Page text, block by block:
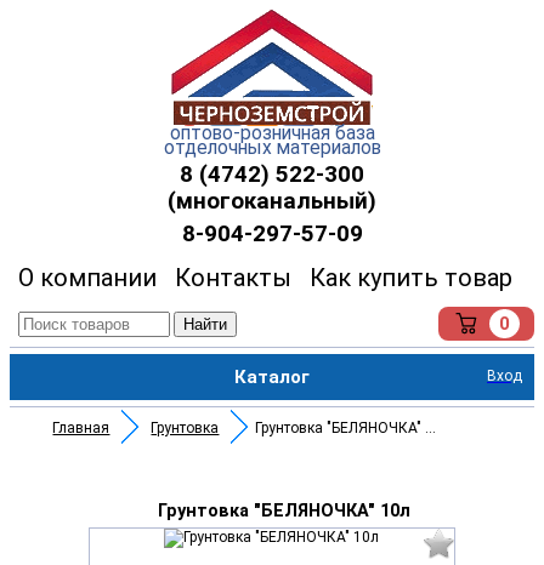
оптово-розничная база
отделочных материалов
8 (4742) 522-300
(многоканальный)
8-904-297-57-09
О компании Контакты Как купить товар
Найти 0
Каталог Вход
Главная Грунтовка Грунтовка "БЕЛЯНОЧКА" 10л
Грунтовка "БЕЛЯНОЧКА" 10л